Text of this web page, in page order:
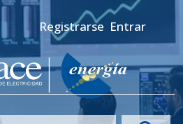
principal
Registrarse Entrar